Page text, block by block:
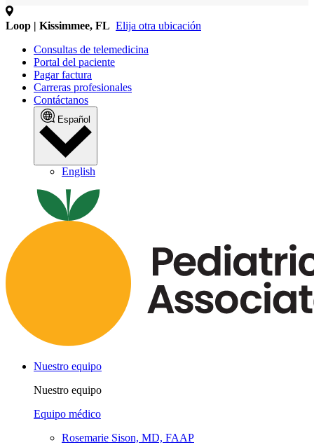
Loop | Kissimmee, FL Elija otra ubicación
Consultas de telemedicina
Portal del paciente
Pagar factura
Carreras profesionales
Contáctanos
Español
English
Nuestro equipo
Nuestro equipo
Equipo médico
Rosemarie Sison, MD, FAAP